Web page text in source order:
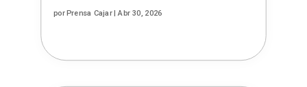
porPrensa Cajar|Abr 30, 2026